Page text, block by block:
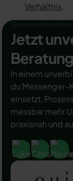
Verhältnis.
Jetzt
In einem
du Messenger-
einsetzt,
messbar mehr
praxisnah und